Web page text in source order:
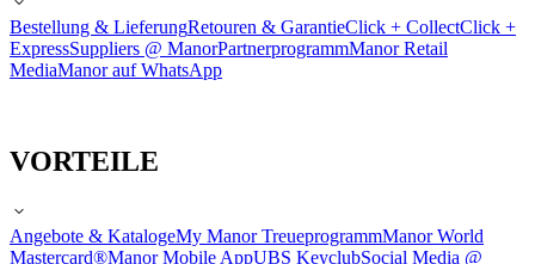
Bestellung & LieferungRetouren & GarantieClick + CollectClick +
ExpressSuppliers @ ManorPartnerprogrammManor Retail
MediaManor auf WhatsApp
VORTEILE
Angebote & KatalogeMy Manor TreueprogrammManor World
Mastercard®Manor Mobile AppUBS KeyclubSocial Media @